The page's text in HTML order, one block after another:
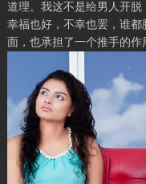
道理。我这不是给男人开脱
幸福也好，不幸也罢，谁
面，也承担了一个推手的作